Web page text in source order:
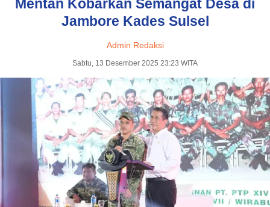
Mentan Kobarkan Semangat Desa di
Jambore Kades Sulsel
Admin Redaksi
Sabtu, 13 Desember 2025 23:23 WITA